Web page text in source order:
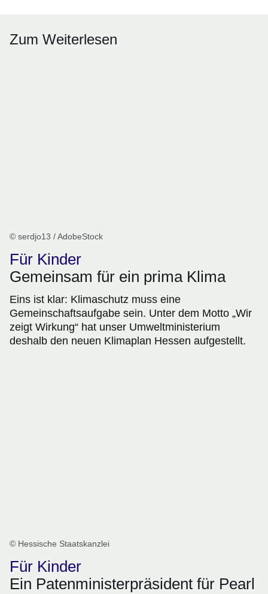
Zum Weiterlesen
© serdjo13 / AdobeStock
Für Kinder
Gemeinsam für ein prima Klima
Eins ist klar: Klimaschutz muss eine
Gemeinschaftsaufgabe sein. Unter dem Motto „Wir
zeigt Wirkung“ hat unser Umweltministerium
deshalb den neuen Klimaplan Hessen aufgestellt.
© Hessische Staatskanzlei
Für Kinder
Ein Patenministerpräsident für Pearl